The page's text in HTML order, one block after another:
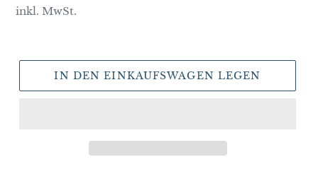
Preis
inkl. MwSt.
IN DEN EINKAUFSWAGEN LEGEN